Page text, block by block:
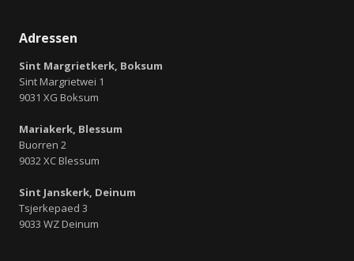
Adressen
Sint Margrietkerk, Boksum
Sint Margrietwei 1
9031 XG Boksum
Mariakerk, Blessum
Buorren 2
9032 XC Blessum
Sint Janskerk, Deinum
Tsjerkepaed 3
9033 WZ Deinum